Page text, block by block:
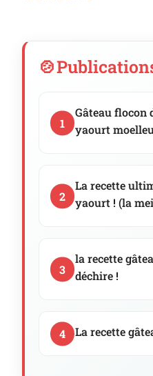
Gâteau flocon
yaourt
La recette
yaourt ! (la
la recette
déchire !
La recette